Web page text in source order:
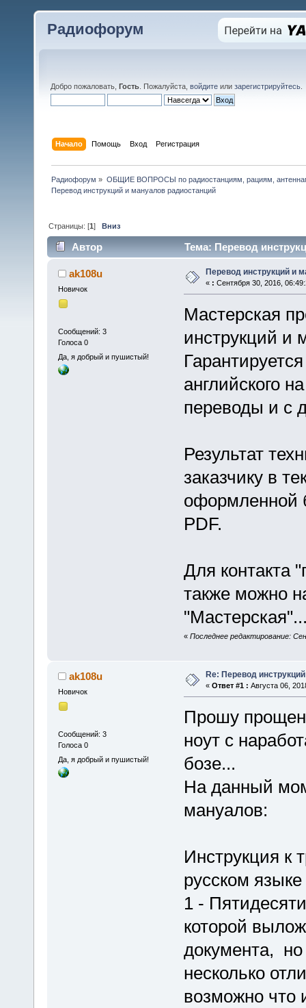
Радиофорум
Добро пожаловать, Гость . Пожалуйста, войдите или зарегистрируйтесь
Начало Помощь Вход Регистрация
Радиофорум » ОБЩИЕ ВОПРОСЫ по радиостанциям, рациям,
Перевод инструкций и мануалов радиостанций
Страницы: [1]Вниз
Автор Тема: Перевод
ak108u
Новичок
Сообщений: 3
Голоса 0
Да, я добрый и пушистый!
Перевод инструкций и
« : Сентября 30, 2016,
Мастерская
инструкций и
английского
переводы и с
Результат
заказчику в
оформленной
PDF.
Для контакта
также можно
« Последнее редактирование:
ak108u
Новичок
Сообщений: 3
Голоса 0
Да, я добрый и пушистый!
Re: Перевод
« Ответ #1 : Августа 06,
Прошу
ноут с
бозе...
На данный
мануалов:
Инструкция к
русском
1 -
которой
документа,
несколько
возможно что